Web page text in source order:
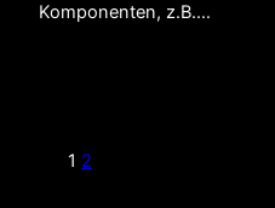
Komponenten, z.B.…
1 2